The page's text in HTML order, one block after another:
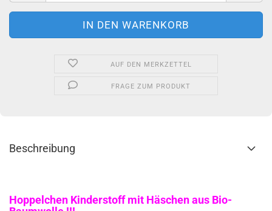
AUF DEN MERKZETTEL
FRAGE ZUM PRODUKT
Beschreibung
Hoppelchen Kinderstoff mit Häschen aus Bio-